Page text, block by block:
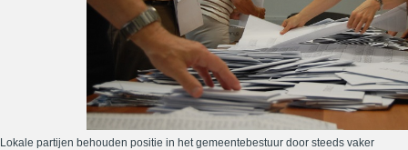
Lokale partijen behouden positie in het gemeentebestuur door steeds vaker